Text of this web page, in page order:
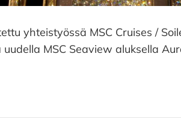
yhteistyössä MSC Cruises /
uudella MSC Seaview aluksella